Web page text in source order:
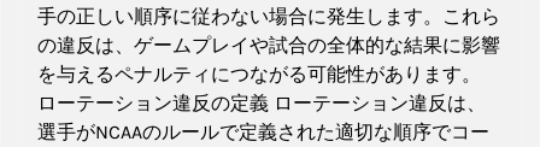
手の正しい順序に従わない場合に発生します。これら
の違反は、ゲームプレイや試合の全体的な結果に影響
を与えるペナルティにつながる可能性があります。
ローテーション違反の定義 ローテーション違反は、
選手がNCAAのルールで定義された適切な順序でコー